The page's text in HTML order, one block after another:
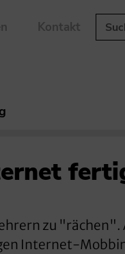
Kontakt
zu "rächen".
Internet-